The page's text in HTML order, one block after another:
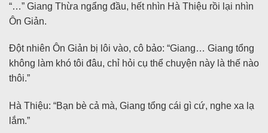
“…” Giang Thừa ngẩng đầu, hết nhìn Hà Thiệu rồi lại nhìn
Ôn Giản.
Đột nhiên Ôn Giản bị lôi vào, cô bảo: “Giang… Giang tổng
không làm khó tôi đâu, chỉ hỏi cụ thể chuyện này là thế nào
thôi.”
Hà Thiệu: “Bạn bè cả mà, Giang tổng cái gì cứ, nghe xa lạ
lắm.”